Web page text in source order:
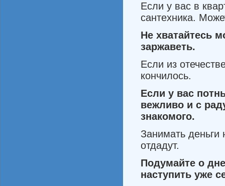
Если у вас в
сантехника.
Не хватайтесь
зар­жаветь.
Если из
кончи­лось.
Если у вас
вежливо и с
знакомого.
Занимать деньги
отдадут.
Подумайте о дне
наступить уже